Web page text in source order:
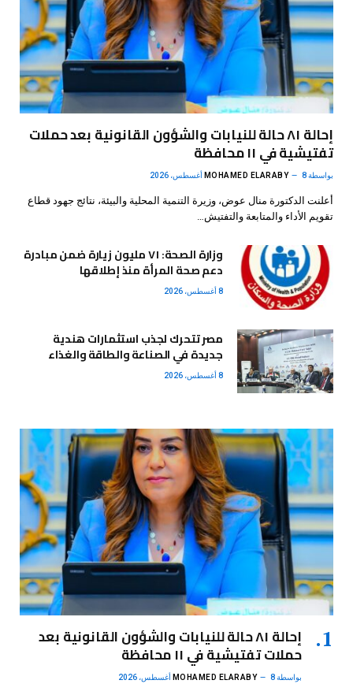
إحالة ٨١ حالة للنيابات والشؤون القانونية بعد حملات
تفتيشية في ١١ محافظة
بواسطة MOHAMED ELARABY 8 أغسطس، 2026
أعلنت الدكتورة منال عوض، وزيرة التنمية المحلية والبيئة، نتائج جهود قطاع
تقويم الأداء والمتابعة والتفتيش…
وزارة الصحة: ٧١ مليون زيارة ضمن مبادرة
دعم صحة المرأة منذ إطلاقها
8 أغسطس، 2026
مصر تتحرك لجذب استثمارات هندية
جديدة في الصناعة والطاقة والغذاء
8 أغسطس، 2026
إحالة ٨١ حالة للنيابات والشؤون القانونية بعد
حملات تفتيشية في ١١ محافظة
بواسطة MOHAMED ELARABY 8 أغسطس، 2026